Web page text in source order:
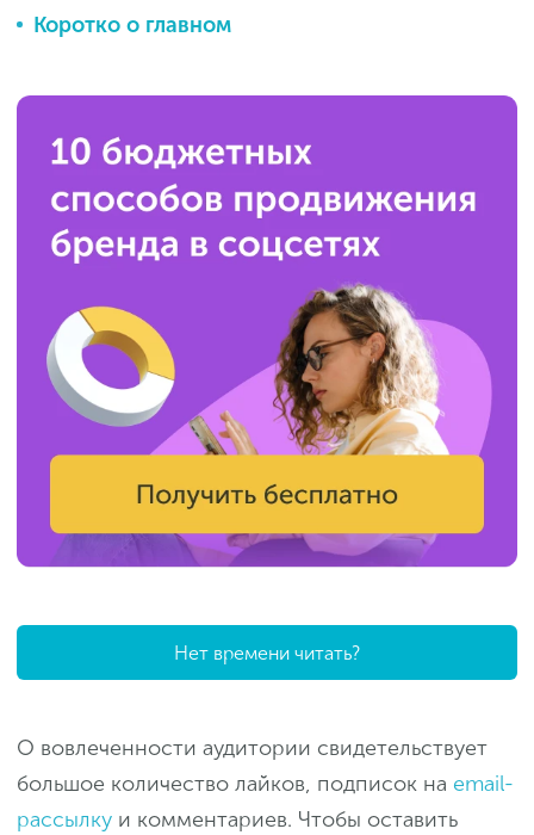
Коротко о главном
Нет времени читать?
О вовлеченности аудитории свидетельствует
большое количество лайков, подписок на email-
рассылку и комментариев. Чтобы оставить